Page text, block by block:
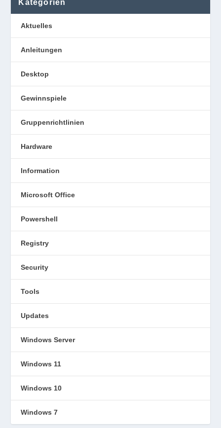
Kategorien
Aktuelles
Anleitungen
Desktop
Gewinnspiele
Gruppenrichtlinien
Hardware
Information
Microsoft Office
Powershell
Registry
Security
Tools
Updates
Windows Server
Windows 11
Windows 10
Windows 7